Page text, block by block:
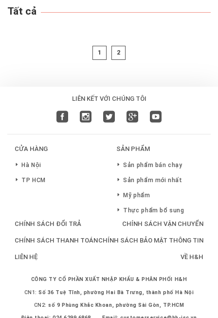
Tất cả
1 2
LIÊN KẾT VỚI CHÚNG TÔI
CỬA HÀNG
Hà Nội
TP HCM
SẢN PHẨM
Sản phẩm bán chạy
Sản phẩm mới nhất
Mỹ phẩm
Thực phẩm bổ sung
CHÍNH SÁCH ĐỔI TRẢ CHÍNH SÁCH VẬN CHUYỂN
CHÍNH SÁCH THANH TOÁNCHÍNH SÁCH BẢO MẬT THÔNG TIN
LIÊN HỆ VỀ H&H
CÔNG TY CỔ PHẦN XUẤT NHẬP KHẨU & PHÂN PHỐI H&H
CN1:Số 36 Tuệ Tĩnh, phường Hai Bà Trưng, thành phố Hà Nội
CN2:số 9 Phùng Khắc Khoan, phường Sài Gòn, TP.HCM